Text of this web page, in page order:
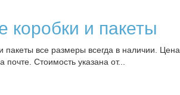
коробки и пакеты
пакеты все размеры всегда в наличии. Цена
Стоимость указана от...